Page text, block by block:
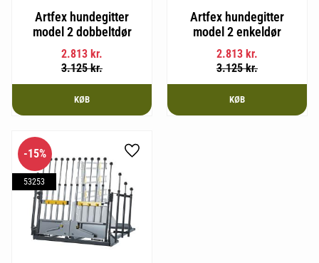
Artfex hundegitter
model 2 dobbeltdør
2.813 kr.
3.125kr.
KØB
Artfex hundegitter
model 2 enkeldør
2.813 kr.
3.125kr.
KØB
15%
53253
Gem som favorit